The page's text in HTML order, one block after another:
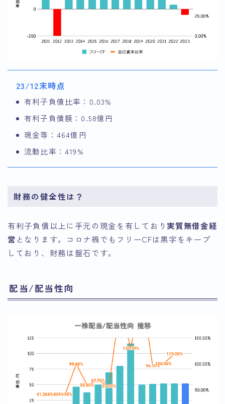
23/12末時点
有利子負債比率：0.03%
有利子負債額：0.58億円
現金等：464億円
流動比率：419%
財務の健全性は？
有利子負債以上に手元の現金を有しており 実質無借金経
営 となります。コロナ禍でもフリーCFは黒字をキープ
しており、財務は盤石です。
配当/配当性向